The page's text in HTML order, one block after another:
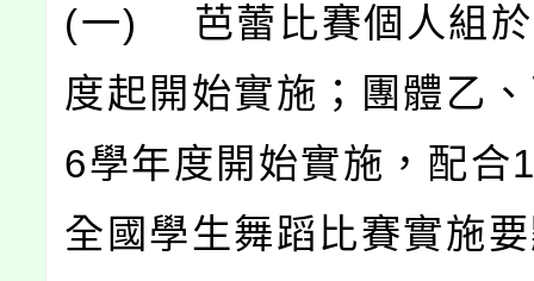
(一) 芭蕾比賽個人組
度起開始實施；團體乙
6學年度開始實施，配合
全國學生舞蹈比賽實施